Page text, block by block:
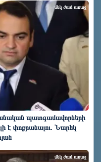
պատգամավորների
է փոքրանալու. Նարեկ
մեկ ժամ առաջ
մեկ ժամ առաջ